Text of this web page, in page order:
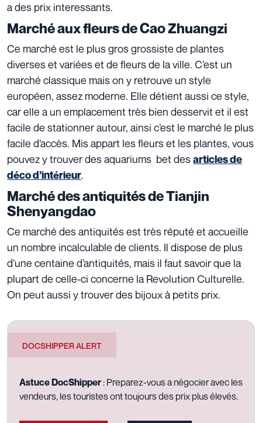
a des prix interessants.
Marché aux fleurs de Cao Zhuangzi
Ce marché est le plus gros grossiste de plantes
diverses et variées et de fleurs de la ville. C’est un
marché classique mais on y retrouve un style
européen, assez moderne. Elle détient aussi ce style,
car elle a un emplacement très bien desservit et il est
facile de stationner autour, ainsi c’est le marché le plus
facile d’accès. Mis appart les fleurs et les plantes, vous
pouvez y trouver des aquariums bet desarticles de
déco d’intérieur.
Marché des antiquités de Tianjin
Shenyangdao
Ce marché des antiquités est très réputé et accueille
un nombre incalculable de clients. Il dispose de plus
d’une centaine d’antiquités, mais il faut savoir que la
plupart de celle-ci concerne la Revolution Culturelle.
On peut aussi y trouver des bijoux à petits prix.
DOCSHIPPER ALERT
Astuce DocShipper : Preparez-vous a négocier avec les
vendeurs, les touristes ont toujours des prix plus élevés.